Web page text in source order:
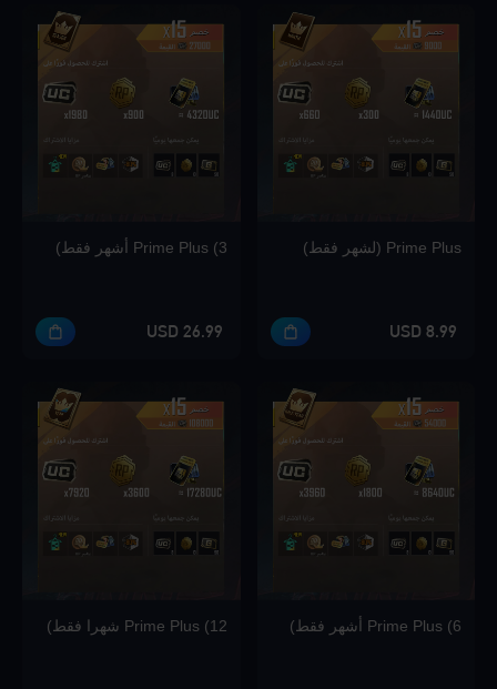
Prime Plus (لشهر فقط)
8.99 USD
Prime Plus (3 أشهر فقط)
26.99 USD
Prime Plus (6 أشهر فقط) Prime Plus (12 شهرا فقط)